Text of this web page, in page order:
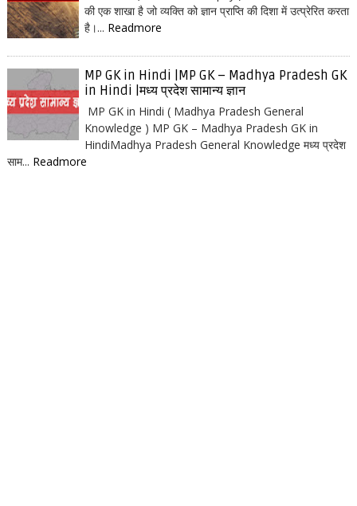
की एक शाखा है जो व्यक्ति को ज्ञान प्राप्ति की दिशा में उत्प्रेरित करता
है।... Readmore
MP GK in Hindi |MP GK – Madhya Pradesh GK
in Hindi |मध्य प्रदेश सामान्य ज्ञान
MP GK in Hindi ( Madhya Pradesh General
Knowledge ) MP GK – Madhya Pradesh GK in
HindiMadhya Pradesh General Knowledge मध्य प्रदेश
साम... Readmore